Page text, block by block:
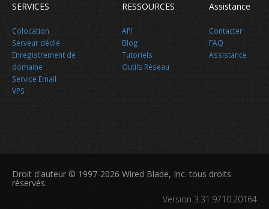
SERVICES
Colocation
Serveur dédié
Enregistrement de
domaine
Service Email
VPS
RESSOURCES
API
Blog
Tutoriels
Outils Réseau
Assistance
Contacter
FAQ
Assistance
Droit d'auteur © 1997-2026 Wired Blade, Inc. tous droits
réservés.
Version 3.31.9710.20164